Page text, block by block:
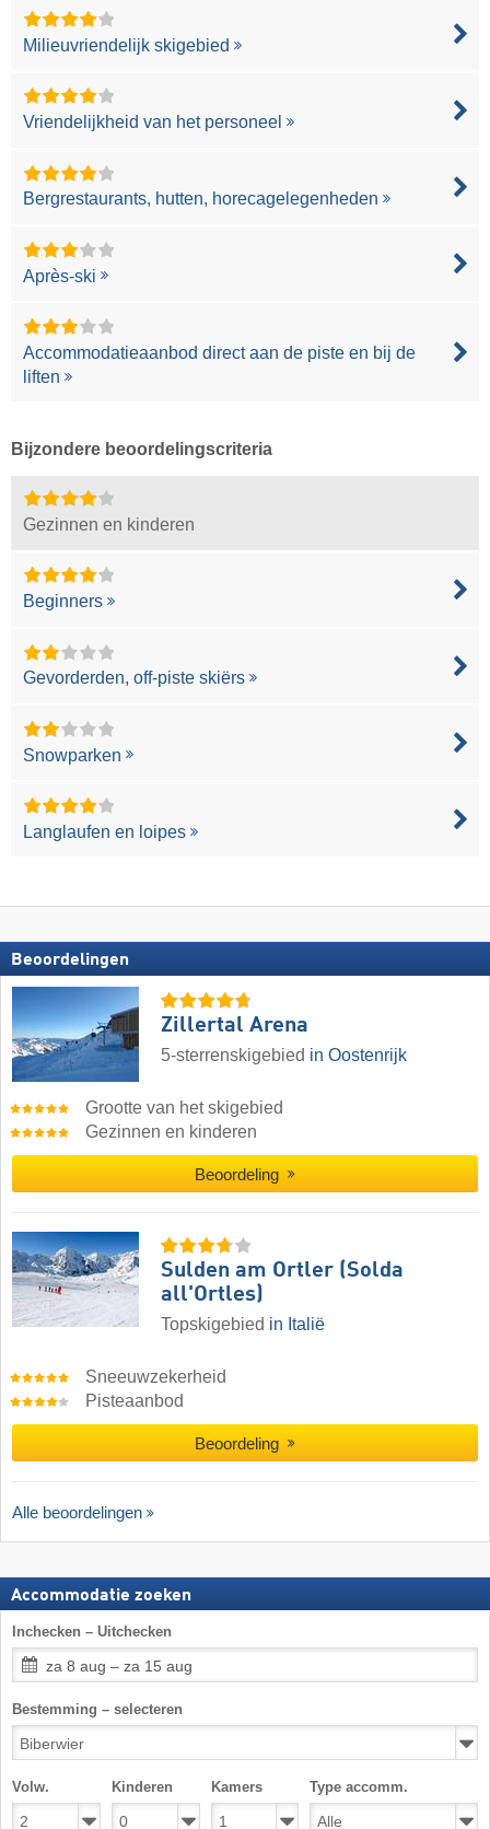
Milieuvriendelijk skigebied
Vriendelijkheid van het personeel
Bergrestaurants, hutten, horecagelegenheden
Après-ski
Accommodatieaanbod direct aan de piste en bij de
liften
Bijzondere beoordelingscriteria
Gezinnen en kinderen
Beginners
Gevorderden, off-piste skiërs
Snowparken
Langlaufen en loipes
Beoordelingen
Zillertal Arena
5-sterrenskigebied in Oostenrijk
Grootte van het skigebied
Gezinnen en kinderen
Beoordeling
Sulden am Ortler (Solda
all'Ortles)
Topskigebied in Italië
Sneeuwzekerheid
Pisteaanbod
Beoordeling
Alle beoordelingen
Accommodatie zoeken
Inchecken – Uitchecken
za 8 aug – za 15 aug
Bestemming – selecteren
Volw. Kinderen Kamers Type accomm.